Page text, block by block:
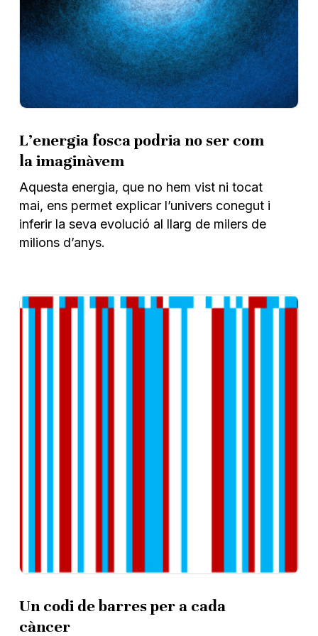
L’energia fosca podria no ser com
la imaginàvem
Aquesta energia, que no hem vist ni tocat
mai, ens permet explicar l’univers conegut i
inferir la seva evolució al llarg de milers de
milions d’anys.
Un codi de barres per a cada
càncer